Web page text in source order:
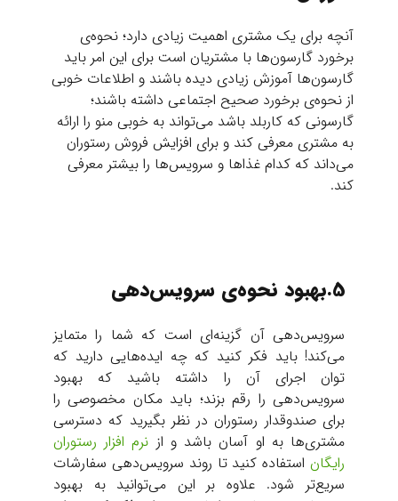
آنچه برای یک مشتری اهمیت زیادی دارد؛ نحوه‌ی
برخورد گارسون‌ها با مشتریان است برای این امر باید
گارسون‌ها آموزش زیادی دیده باشند و اطلاعات خوبی
از نحوه‌ی برخورد صحیح اجتماعی داشته باشند؛
گارسونی که کاربلد باشد می‌تواند به خوبی منو را ارائه
به مشتری معرفی کند و برای افزایش فروش رستوران
می‌داند که کدام غذاها و سرویس‌ها را بیشتر معرفی
کند.
5.بهبود نحوه‌ي سرویس‌دهی
سرویس‌دهی آن گزینه‌ای است که شما را متمایز
می‌کند! باید فکر کنید که چه ایده‌هایی دارید که
توان اجرای آن را داشته باشید که بهبود
سرویس‌دهی را رقم بزند؛ باید مکان مخصوصی را
برای صندوقدار رستوران در نظر بگیرید که دسترسی
مشتری‌ها به او آسان باشد و از نرم افزار رستوران
رایگان استفاده کنید تا روند سرویس‌دهی سفارشات
سریع‌تر شود. علاوه بر این می‌توانید به بهبود